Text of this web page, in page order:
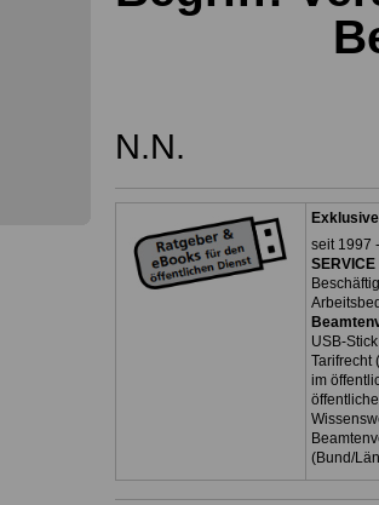
N.N.
seit 1997
USB-
Tarifrecht
im
(Bund/